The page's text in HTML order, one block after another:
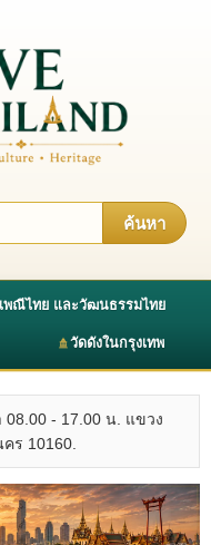
ค้นหา
พณีไทย และวัฒนธรรมไทย
วัดดังในกรุงเทพ
08.00 - 17.00 น. แขวง
ร 10160.